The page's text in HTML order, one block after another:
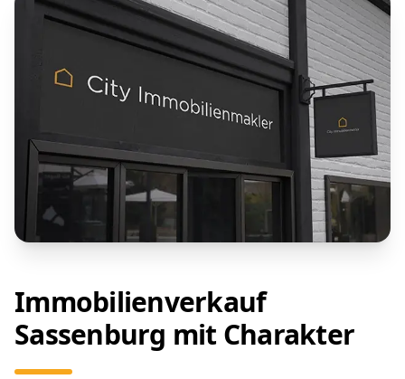
Immobilienverkauf
Sassenburg mit Charakter